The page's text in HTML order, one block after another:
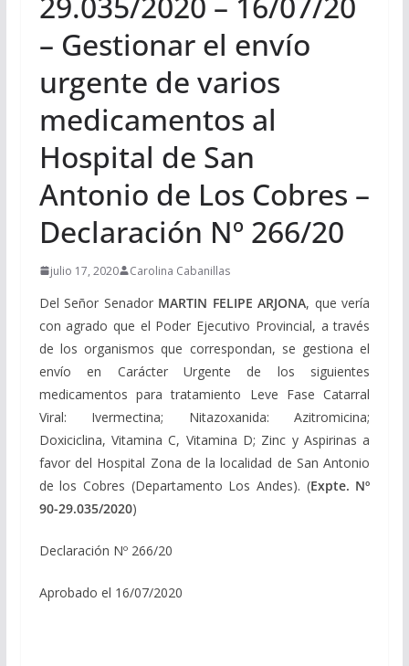
– Gestionar el envío
urgente de varios
medicamentos al
Hospital de San
Antonio de Los Cobres –
Declaración Nº 266/20
julio 17, 2020 Carolina Cabanillas
Del Señor Senador MARTIN FELIPE ARJONA, que vería
con agrado que el Poder Ejecutivo Provincial, a través
de los organismos que correspondan, se gestiona el
envío en Carácter Urgente de los siguientes
medicamentos para tratamiento Leve Fase Catarral
Viral: Ivermectina; Nitazoxanida: Azitromicina;
Doxiciclina, Vitamina C, Vitamina D; Zinc y Aspirinas a
favor del Hospital Zona de la localidad de San Antonio
de los Cobres (Departamento Los Andes). (Expte. Nº
90-29.035/2020)
Declaración Nº 266/20
Aprobado el 16/07/2020